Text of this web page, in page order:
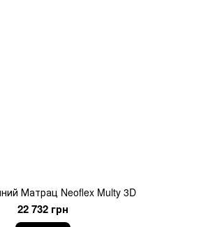
Матрац Neoflex Multy 3D
22 732 грн